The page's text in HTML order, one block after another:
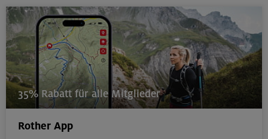
35% Rabatt für alle Mitglieder
Rother App